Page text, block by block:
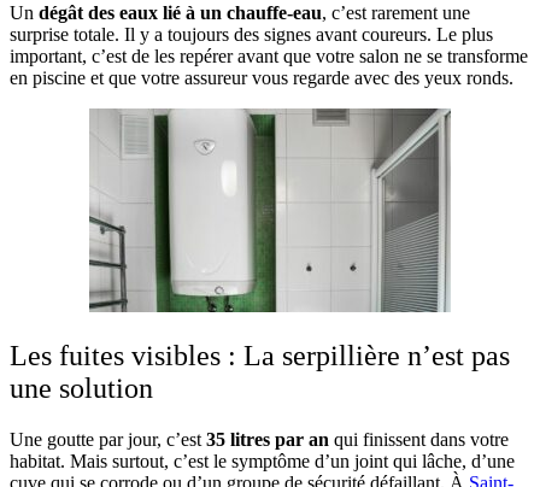
Un dégât des eaux lié à un chauffe-eau, c’est rarement une
surprise totale. Il y a toujours des signes avant coureurs. Le plus
important, c’est de les repérer avant que votre salon ne se transforme
en piscine et que votre assureur vous regarde avec des yeux ronds.
Les fuites visibles : La serpillière n’est pas
une solution
Une goutte par jour, c’est 35 litres par an qui finissent dans votre
habitat. Mais surtout, c’est le symptôme d’un joint qui lâche, d’une